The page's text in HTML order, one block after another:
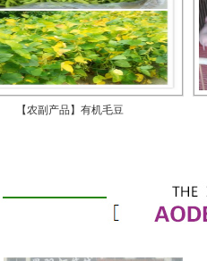
农副产品】有机毛豆